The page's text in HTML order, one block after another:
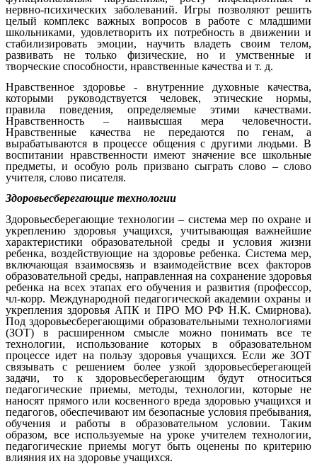
нервно-психических заболеваний. Игры позволяют решить
целый комплекс важных вопросов в работе с младшими
школьниками, удовлетворить их потребность в движении и
стабилизировать эмоции, научить владеть своим телом,
развивать не только физические, но и умственные и
творческие способности, нравственные качества и т. д.
Нравственное здоровье - внутренние духовные качества,
которыми руководствуется человек, этические нормы,
правила поведения, определяемые этими качествами.
Нравственность – наивысшая мера человечности.
Нравственные качества не передаются по генам, а
вырабатываются в процессе общения с другими людьми. В
воспитании нравственности имеют значение все школьные
предметы, и особую роль призвано сыграть слово – слово
учителя, слово писателя.
Здоровьесберегающие технологии
Здоровьесберегающие технологии – система мер по охране и
укреплению здоровья учащихся, учитывающая важнейшие
характеристики образовательной среды и условия жизни
ребенка, воздействующие на здоровье ребенка. Система мер,
включающая взаимосвязь и взаимодействие всех факторов
образовательной среды, направленная на сохранение здоровья
ребенка на всех этапах его обучения и развития (профессор,
чл-корр. Международной педагогической академии охраны и
укрепления здоровья АПК и ПРО МО РФ Н.К. Смирнова).
Под здоровьесберегающими образовательными технологиями
(ЗОТ) в расширенном смысле можно понимать все те
технологии, использование которых в образовательном
процессе идет на пользу здоровья учащихся. Если же ЗОТ
связывать с решением более узкой здоровьесберегающей
задачи, то к здоровьесберегающим будут относиться
педагогические приемы, методы, технологии, которые не
наносят прямого или косвенного вреда здоровью учащихся и
педагогов, обеспечивают им безопасные условия пребывания,
обучения и работы в образовательном условии. Таким
образом, все используемые на уроке учителем технологии,
педагогические приемы могут быть оценены по критерию
влияния их на здоровье учащихся.